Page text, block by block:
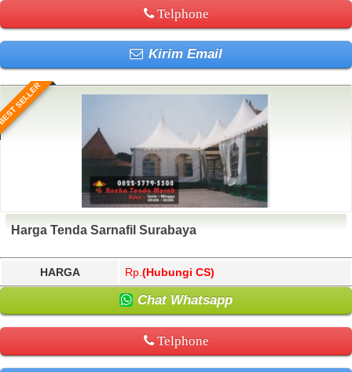
Telphone
Kirim Email
SELLER
Harga Tenda Sarnafil Surabaya
HARGA Rp. (Hubungi CS)
Chat Whatsapp
Telphone